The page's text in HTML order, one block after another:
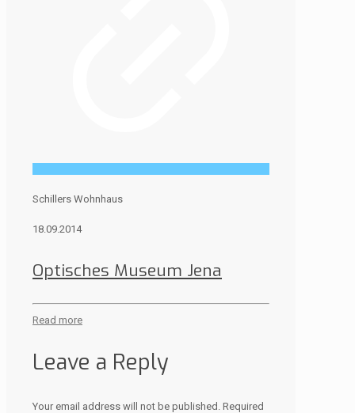
Schillers Wohnhaus
18.09.2014
Optisches Museum Jena
Read more
Leave a Reply
Your email address will not be published. Required